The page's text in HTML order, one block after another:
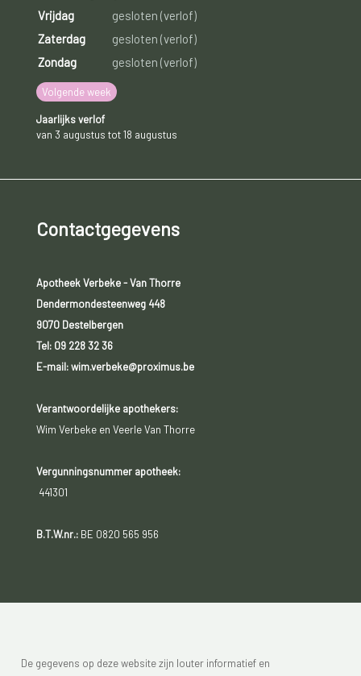
Vrijdag
gesloten (verlof)
Zaterdag
gesloten (verlof)
Zondag
gesloten (verlof)
Volgende week
Jaarlijks verlof
van 3 augustus tot 18 augustus
Contactgegevens
Apotheek Verbeke - Van Thorre
Dendermondesteenweg 448
9070 Destelbergen
Tel: 09 228 32 36
E-mail: wim.verbeke@proximus.be
Verantwoordelijke apothekers:
Wim Verbeke en Veerle Van Thorre
Vergunningsnummer apotheek:
441301
B.T.W.nr.:BE 0820 565 956
De gegevens op deze website zijn louter informatief en